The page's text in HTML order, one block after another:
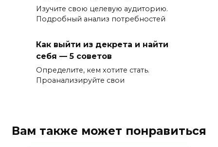
Изучите свою целевую аудиторию.
Подробный анализ потребностей
Как выйти из декрета и найти
себя — 5 советов
Определите, кем хотите стать.
Проанализируйте свои
Вам также может понравиться